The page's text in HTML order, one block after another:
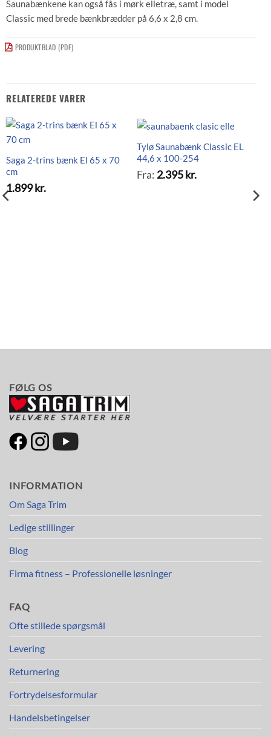
Saunabænkene kan også fås i mørk elletræ, samt i model
Classic med brede bænkbrædder på 6,6 x 2,8 cm.
PRODUKTBLAD (PDF)
RELATEREDE VARER
Saga 2-trins bænk El 65 x 70
cm
1.899kr.
Tylø Saunabænk Classic EL
44,6 x 100-254
Fra: 2.395kr.
FØLG OS
INFORMATION
Om Saga Trim
Ledige stillinger
Blog
Firma fitness – Professionelle løsninger
FAQ
Ofte stillede spørgsmål
Levering
Returnering
Fortrydelsesformular
Handelsbetingelser